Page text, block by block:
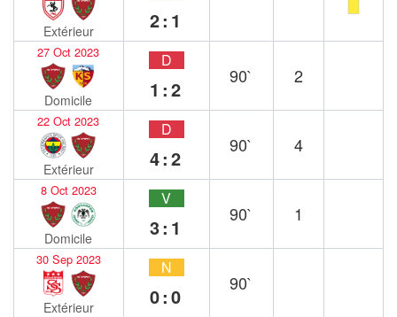
Extérieur 2:1
27 Oct 2023
Domicile
D
1:2
90` 2
22 Oct 2023
Extérieur
D
4:2
90` 4
8 Oct 2023
Domicile
V
3:1
90` 1
30 Sep 2023
Extérieur
N
0:0
90`